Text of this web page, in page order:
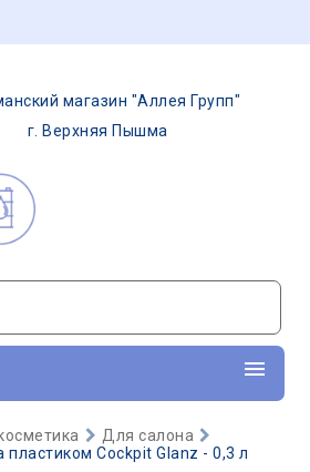
магазин "Аллея Групп"
г. Верхняя Пышма
Для салона
пластиком Cockpit Glanz - 0,3 л